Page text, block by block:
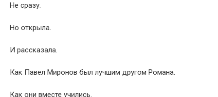
Не сразу.
Но открыла.
И рассказала.
Как Павел Миронов был лучшим другом Романа.
Как они вместе учились.